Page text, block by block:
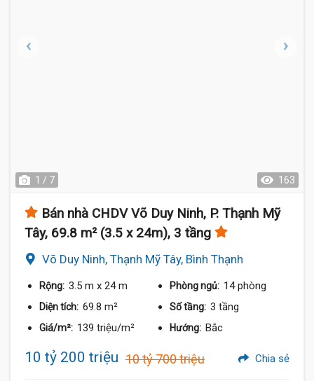
1 / 7 163
Bán nhà CHDV Võ Duy Ninh, P. Thạnh Mỹ
Tây, 69.8 m² (3.5 x 24m), 3 tầng
Võ Duy Ninh, Thạnh Mỹ Tây, Bình Thạnh
Rộng: 3.5 m x 24 m Phòng ngủ: 14 phòng
Diện tích: 69.8 m² Số tầng: 3 tầng
Giá/m²: 139 triệu/m² Hướng: Bắc
10 tỷ 200 triệu 10 tỷ 700 triệu Chia sẻ